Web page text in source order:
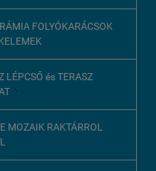
FOLYÓKARÁCSOK
LÉPCSŐ és TERASZ

MOZAIK RAKTÁRROL